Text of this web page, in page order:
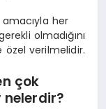
amacıyla her
olmadığını
özel verilmelidir.
çok
nelerdir?